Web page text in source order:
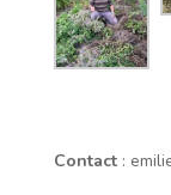
Contact: